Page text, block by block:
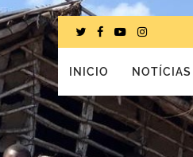
INICIO NOTÍCIAS